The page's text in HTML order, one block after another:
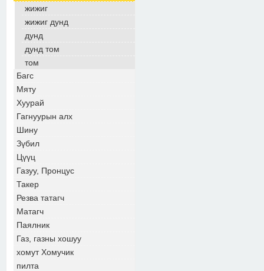
жижиг
жижиг дунд
дунд
дунд том
том
Багс
Мяту
Хуурай
Гагнуурын алх
Шину
Зүбил
Цүүц
Газуу, Пронцус
Такер
Резва татагч
Матагч
Паялник
Газ, газны хошуу
хомут Хомучик
пилта